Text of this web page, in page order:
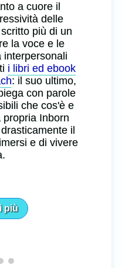
a cuore il
delle
più di un
la voce e le
interpersonali
i libri ed ebook
: il suo ultimo,
con parole
che cos'è e
Inborn
il
e di vivere
più